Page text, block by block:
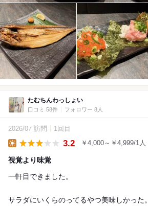
たむちんわっしょい
口コミ 58件 フォロワー 8人
2026/07 訪問 1回目
3.2 ￥4,000～￥4,999/1人
視覚より味覚
一軒目できました。
サラダにいくらのってるやつ美味しかった。